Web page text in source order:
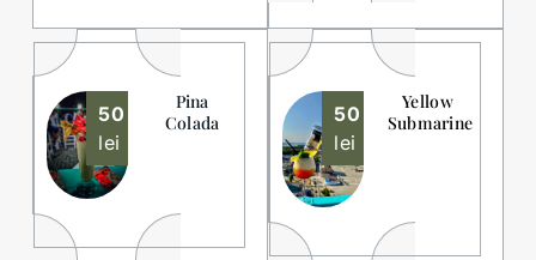
50
lei
Pina
Colada
50
lei
Yellow
Submarine